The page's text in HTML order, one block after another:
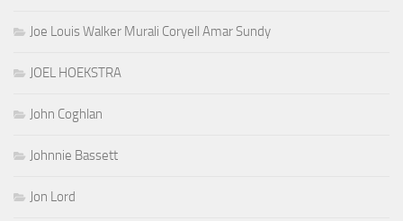
Joe Louis Walker Murali Coryell Amar Sundy
JOEL HOEKSTRA
John Coghlan
Johnnie Bassett
Jon Lord